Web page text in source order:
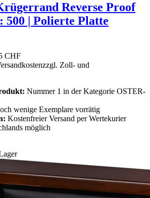
Reverse Proof
500 | Polierte Platte
CHF
zzgl. Zoll- und
Nummer 1 in der Kategorie OSTER-
wenige Exemplare vorrätig
Kostenfreier Versand per Wertekurier
möglich